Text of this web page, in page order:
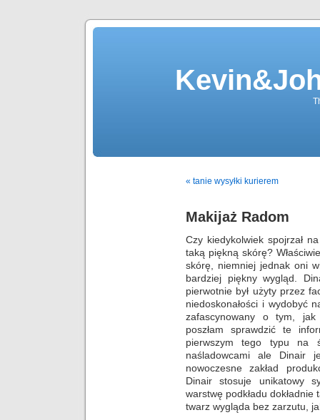
« tanie wysyłki kurierem
Makijaż Radom
Czy kiedykolwiek spojrzał
taką piękną skórę?
skórę, niemniej jednak oni
bardziej piękny wygląd.
pierwotnie był użyty przez
niedoskonałości i wydobyć
zafascynowany o tym,
poszłam sprawdzić te
pierwszym tego typu na
naśladowcami ale Dinair
nowoczesne zakład
Dinair stosuje unikatowy
warstwę podkładu
twarz wygląda bez zarzutu,